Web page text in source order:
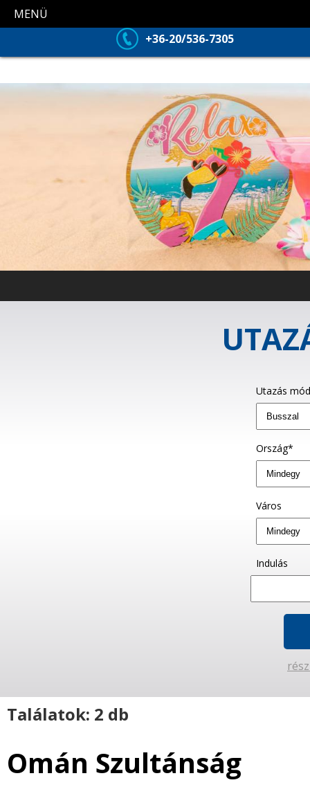
MENÜ
+36-20/536-7305
Utazás
Ország*
Város
Indulás
Találatok: 2 db
Omán Szultánság